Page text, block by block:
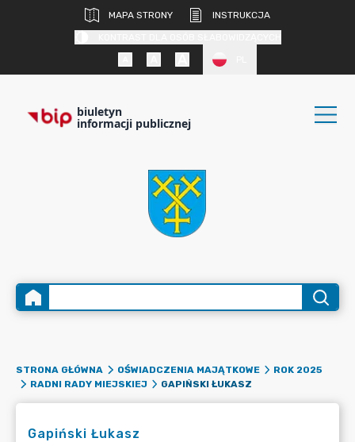
MAPA STRONY
INSTRUKCJA
biuletyn
informacji publicznej
STRONA GŁÓWNA OŚWIADCZENIA MAJĄTKOWE
ROK 2025
RADNI RADY MIEJSKIEJ
GAPIŃSKI ŁUKASZ
Gapiński Łukasz